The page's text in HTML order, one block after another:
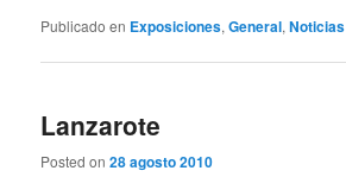
Publicado en Exposiciones,General,Noticias
Lanzarote
Posted on28 agosto 2010